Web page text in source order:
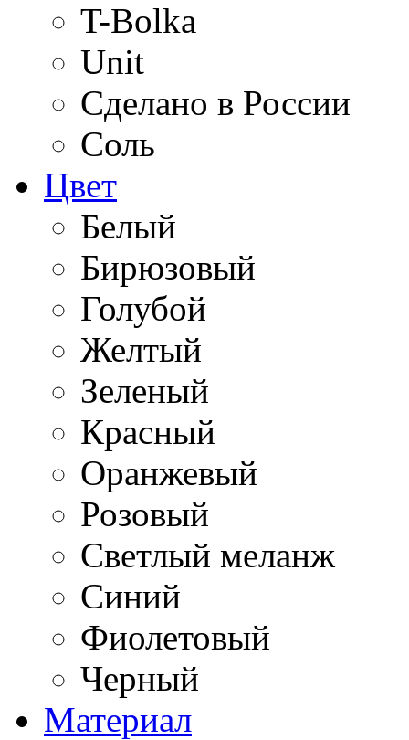
T-Bolka
Unit
Сделано в России
Соль
Цвет
Белый
Бирюзовый
Голубой
Желтый
Зеленый
Красный
Оранжевый
Розовый
Светлый меланж
Синий
Фиолетовый
Черный
Материал